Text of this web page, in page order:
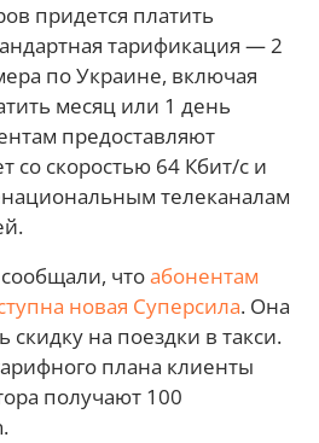
придется платить
тарификация — 2
по Украине, включая
месяц или 1 день
предоставляют
скоростью 64 Кбит/с и
телеканалам
чтоабонентам
новая Суперсила. Она
скидку на поездки в такси.
плана клиенты
получают 100